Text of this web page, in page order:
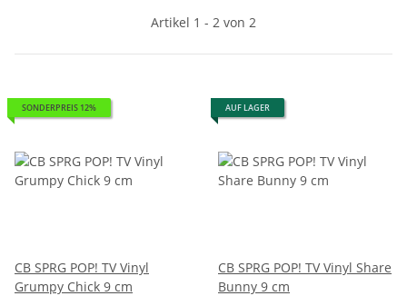
Artikel 1 - 2 von 2
SONDERPREIS 12%
CB SPRG POP! TV Vinyl
Grumpy Chick 9 cm
AUF LAGER
CB SPRG POP! TV Vinyl Share
Bunny 9 cm